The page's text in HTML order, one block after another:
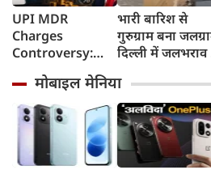
UPI MDR
Charges
Controversy:
'ट्रंप कनेक्शन' की
क्यों हो रही चर्चा?
भारी बारिश से
गुरुग्राम बना
दिल्ली में
मोबाइल मेनिया